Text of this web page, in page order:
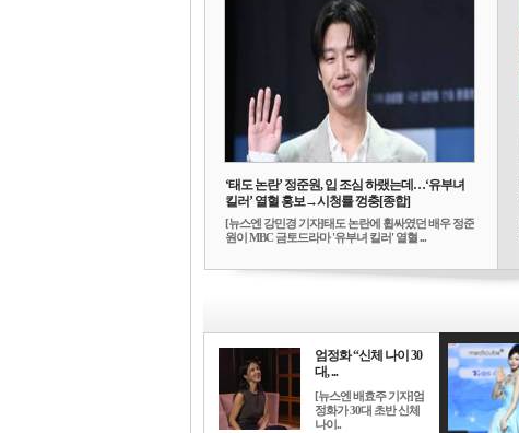
‘태도 논란’ 정준원, 입 조심 하랬는데…‘유부녀
킬러’ 열혈 홍보→시청률 껑충[종합]
[뉴스엔 강민경 기자]태도 논란에 휩싸였던 배우 정준
원이 MBC 금토드라마 '유부녀 킬러' 열혈 ...
엄정화 “신체 나이 30
대, ...
[뉴스엔 배효주 기자]엄
정화가 30대 초반 신체
나이..